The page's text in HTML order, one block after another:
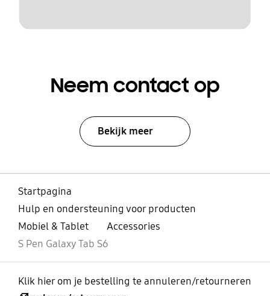
Neem contact op
Bekijk meer
Startpagina
Hulp en ondersteuning voor producten
Mobiel & Tablet
Accessories
S Pen Galaxy Tab S6
Klik hier om je bestelling te annuleren/retourneren